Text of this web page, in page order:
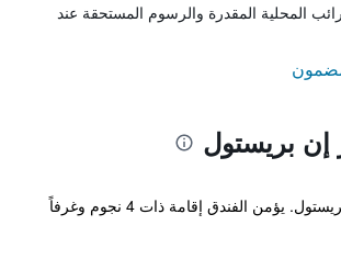
المحلية المقدرة والرسوم المستحقة عند
بريستول
Future Inn Bristol بريستول. يؤمن الفندق إقامة ذات 4 نجوم وغرفاً